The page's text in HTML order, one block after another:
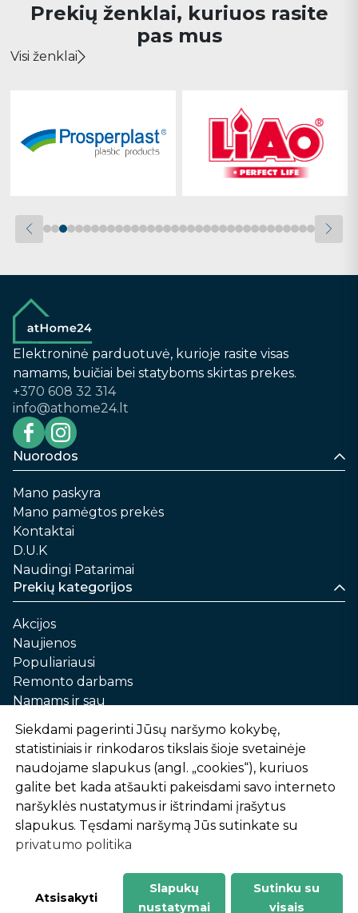
Prekių ženklai, kuriuos rasite
pas mus
Visi ženklai
Elektroninė parduotuvė, kurioje rasite visas
namams, buičiai bei statyboms skirtas prekes.
+370 608 32 314
info@athome24.lt
Nuorodos
Mano paskyra
Mano pamėgtos prekės
Kontaktai
D.U.K
Naudingi Patarimai
Prekių kategorijos
Akcijos
Naujienos
Populiariausi
Remonto darbams
Namams ir sau
Automobilių priežiūrai
Sodui ir daržui
Informacija
Apie mus
Prekių pirkimo – pardavimo taisyklės
Prekių pristatymas ir atsiėmimas
Garantinis aptarnavimas ir prekių grąžinimas
Privatumo politika
-
1
2
%
n
u
o
l
a
i
d
Siekdami pagerinti Jūsų naršymo kokybę,
statistiniais ir rinkodaros tikslais šioje svetainėje
naudojame slapukus (angl. „cookies“), kuriuos
galite bet kada atšaukti pakeisdami savo interneto
naršyklės nustatymus ir ištrindami įrašytus
slapukus. Tęsdami naršymą Jūs sutinkate su
privatumo politika
Atsisakyti
Slapukų
nustatymai
Sutinku su
visais